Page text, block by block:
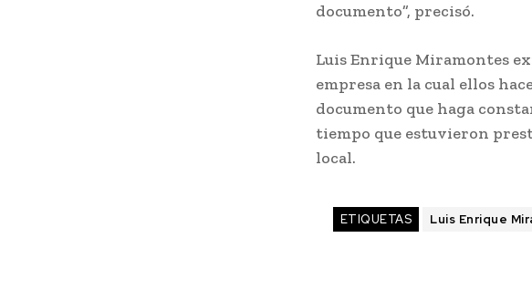
documento”, precisó.
Luis Enrique Miramontes
empresa en la cual ellos
documento que haga
tiempo que estuvieron
local.
ETIQUETAS Luis Enrique